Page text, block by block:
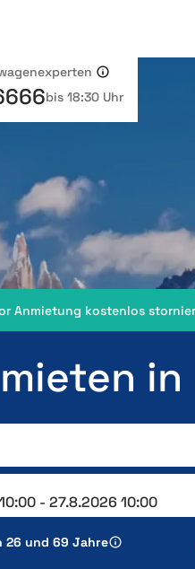
bis 18:30 Uhr
Anmietung kostenlos
in
26 und 69 Jahre